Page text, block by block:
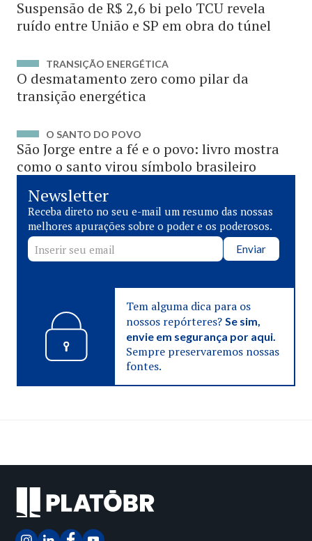
Suspensão de R$ 2,6 bi pelo TCU revela
ruído entre União e SP em obra do túnel
TRANSIÇÃO ENERGÉTICA
O desmatamento zero como pilar da
transição energética
O SANTO DO POVO
São Jorge entre a fé e o povo: livro mostra
como o santo virou símbolo brasileiro
Newsletter
Receba direto no seu e-mail um resumo das nossas
melhores apurações sobre o poder e os poderosos.
Enviar
Tem alguma dica para os
nossos repórteres? Se sim,
envie em segurança por aqui.
Sempre preservaremos nossas
fontes.